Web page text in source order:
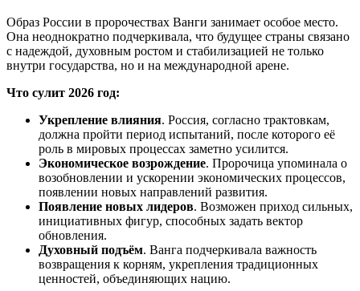
Образ России в пророчествах Ванги занимает особое место.
Она неоднократно подчеркивала, что будущее страны связано
с надеждой, духовным ростом и стабилизацией не только
внутри государства, но и на международной арене.
Что сулит 2026 год:
Укрепление влияния. Россия, согласно трактовкам,
должна пройти период испытаний, после которого её
роль в мировых процессах заметно усилится.
Экономическое возрождение. Пророчица упоминала о
возобновлении и ускорении экономических процессов,
появлении новых направлений развития.
Появление новых лидеров. Возможен приход сильных,
инициативных фигур, способных задать вектор
обновления.
Духовный подъём. Ванга подчеркивала важность
возвращения к корням, укрепления традиционных
ценностей, объединяющих нацию.